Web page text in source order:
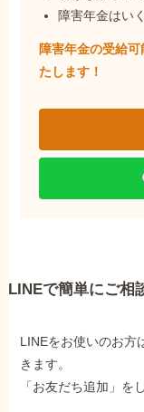
障害年金はい
障害年金の受給
たします！
LINEで簡単にご相
LINEをお使いのお方
きます。
「お友だち追加」を